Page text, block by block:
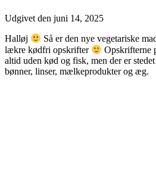
Udgivet den juni 14, 2025
Halløj
Så er den nye vegetariske
lækre kødfri opskrifter
Opskrifterne
altid uden kød og fisk, men der er
bønner, linser, mælkeprodukter og æg.